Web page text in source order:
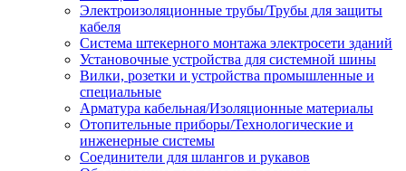
Электроизоляционные трубы/Трубы для защиты
кабеля
Система штекерного монтажа электросети зданий
Установочные устройства для системной шины
Вилки, розетки и устройства промышленные и
специальные
Арматура кабельная/Изоляционные материалы
Отопительные приборы/Технологические и
инженерные системы
Соединители для шлангов и рукавов